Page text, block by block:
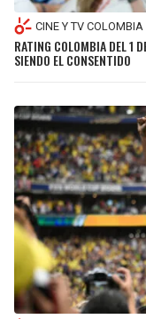
CINE Y TV COLOMBIA
RATING COLOMBIA DEL 1
SIENDO EL CONSENTIDO